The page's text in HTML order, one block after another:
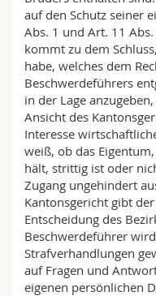
auf den Schutz seiner
Abs. 1 und Art. 11
kommt zu dem
habe, welches dem
Beschwerdeführers
in der Lage
Ansicht des
Interesse
weiß, ob das
hält, strittig ist oder
Zugang ungehindert
Kantonsgericht gibt
Entscheidung des
Beschwerdeführer
Strafverhandlungen
auf Fragen und
eigenen persönlichen